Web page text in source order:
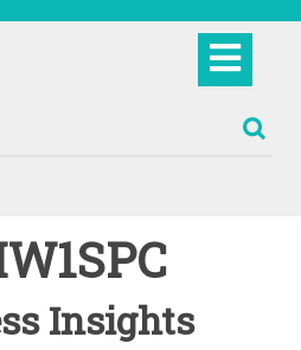
Insights